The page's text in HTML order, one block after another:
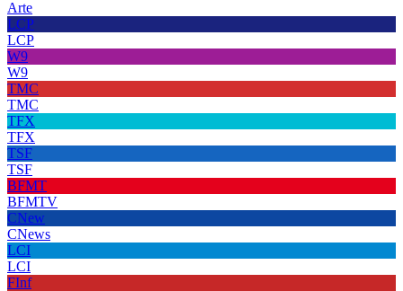
Arte
LCP
LCP
W9
W9
TMC
TMC
TFX
TFX
TSF
TSF
BFMT
BFMTV
CNew
CNews
LCI
LCI
FInf